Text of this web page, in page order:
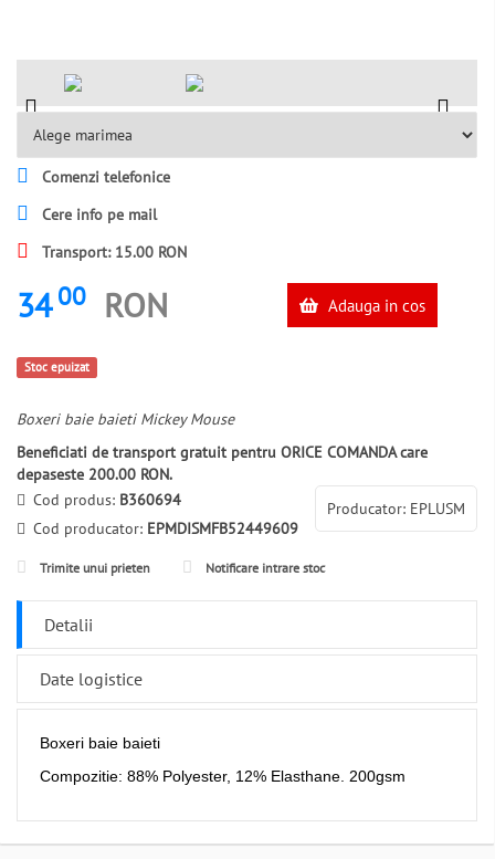
Comenzi telefonice
Cere info pe mail
Transport: 15.00 RON
34 00 RON Adauga in cos
Stoc epuizat
Boxeri baie baieti Mickey Mouse
Beneficiati de transport gratuit pentru ORICE COMANDA care
depaseste 200.00 RON.
Producator: EPLUSM
Cod produs: B360694
Cod producator: EPMDISMFB52449609
Trimite unui prieten Notificare intrare stoc
Detalii
Date logistice
Boxeri baie baieti
Compozitie: 88% Polyester, 12% Elasthane. 200gsm